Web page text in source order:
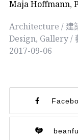
Maja Hoffmann,
Architecture / 建
Design, Gallery /
2017-09-06